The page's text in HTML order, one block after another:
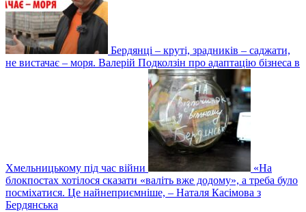
Бердянці – круті, зрадників – саджати,
не вистачає – моря. Валерій Подколзін про адаптацію бізнеса в
Хмельницькому під час війни
«На
блокпостах хотілося сказати «валіть вже додому», а треба було
посміхатися. Це найнеприємніше, – Наталя Касімова з
Бердянська